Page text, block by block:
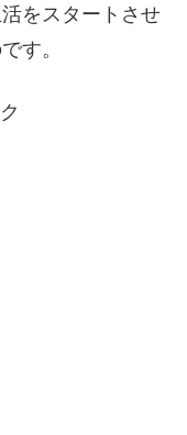
をスタートさせ
す。